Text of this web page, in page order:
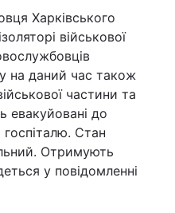
Харківського
військової
на даний час також
частини та
евакуйовані до
госпіталю. Стан
Отримують
у повідомленні